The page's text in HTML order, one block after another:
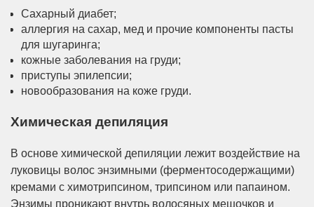
Сахарный диабет;
аллергия на сахар, мед и прочие компоненты пасты
для шугаринга;
кожные заболевания на груди;
приступы эпилепсии;
новообразования на коже груди.
Химическая депиляция
В основе химической депиляции лежит воздействие на
луковицы волос энзимными (ферментосодержащими)
кремами с химотрипсином, трипсином или папаином.
Энзимы проникают внутрь волосяных мешочков и